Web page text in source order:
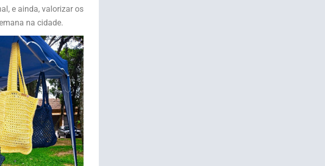
e ainda, valorizar os
na cidade.